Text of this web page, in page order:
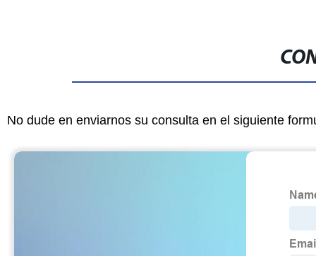
No dude en enviarnos su consulta en el siguiente